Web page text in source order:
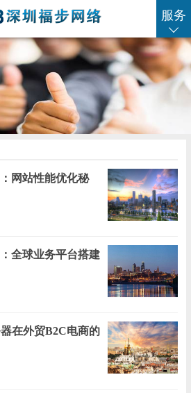
服务
网站性能优化秘
全球业务平台搭建
在外贸B2C电商的